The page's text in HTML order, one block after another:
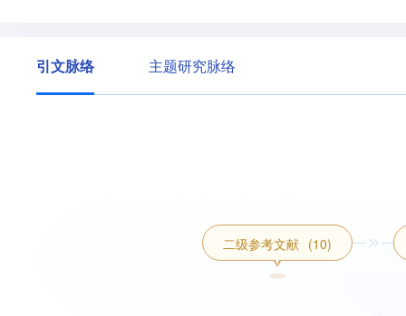
引文脉络 主题研究脉络
二级参考文献 (10)